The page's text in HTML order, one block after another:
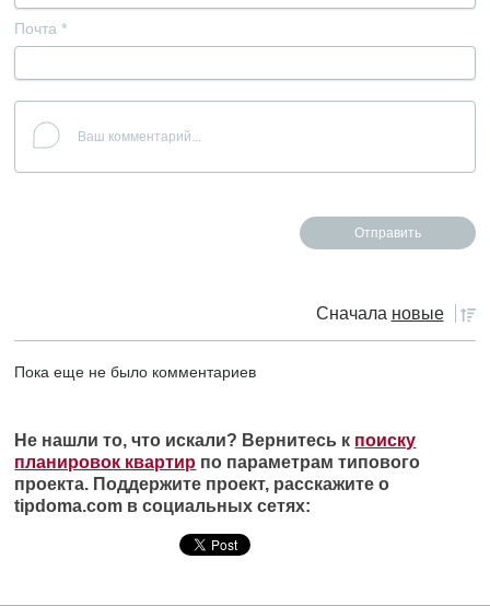
Почта *
Сначала новые
Пока еще не было комментариев
Не нашли то, что искали? Вернитесь к поиску
планировок квартир по параметрам типового
проекта. Поддержите проект, расскажите о
tipdoma.com в социальных сетях: